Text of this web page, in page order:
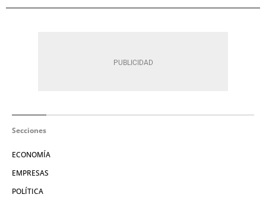
Secciones
ECONOMÍA
EMPRESAS
POLÍTICA